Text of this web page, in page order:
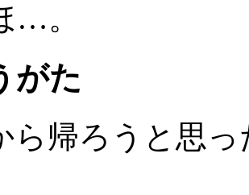
…。
がた
ら帰ろうと思